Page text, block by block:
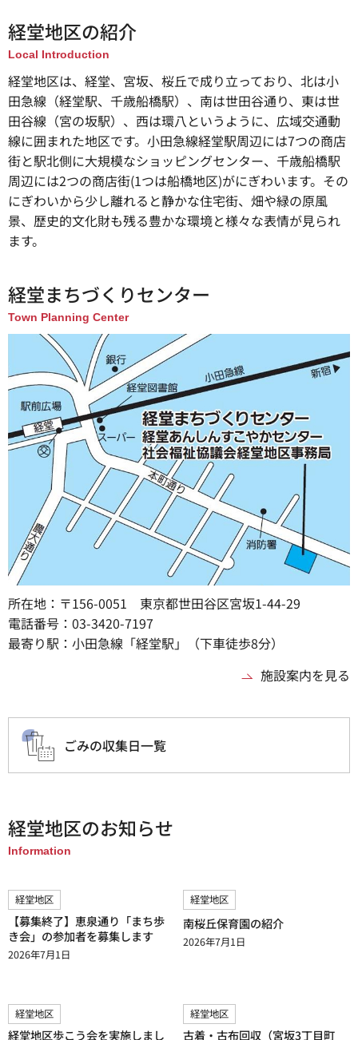
経堂地区の紹介
Local Introduction
経堂地区は、経堂、宮坂、桜丘で成り立っており、北は小
田急線（経堂駅、千歳船橋駅）、南は世田谷通り、東は世
田谷線（宮の坂駅）、西は環八というように、広域交通動
線に囲まれた地区です。小田急線経堂駅周辺には7つの商店
街と駅北側に大規模なショッピングセンター、千歳船橋駅
周辺には2つの商店街(1つは船橋地区)がにぎわいます。その
にぎわいから少し離れると静かな住宅街、畑や緑の原風
景、歴史的文化財も残る豊かな環境と様々な表情が見られ
ます。
経堂まちづくりセンター
Town Planning Center
所在地：〒156-0051 東京都世田谷区宮坂1-44-29
電話番号：03-3420-7197
最寄り駅：小田急線「経堂駅」（下車徒歩8分）
施設案内を見る
ごみの収集日一覧
経堂地区のお知らせ
Information
経堂地区
【募集終了】恵泉通り「まち歩
き会」の参加者を募集します
2026年7月1日
経堂地区
南桜丘保育園の紹介
2026年7月1日
経堂地区
経堂地区歩こう会を実施しまし
経堂地区
古着・古布回収（宮坂3丁目町